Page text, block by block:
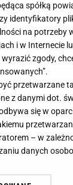
spółką
identyfikatory
na potrzeby
i w Internecie
zgody,
przetwarzane
z danymi dot.
się w
– w
danych